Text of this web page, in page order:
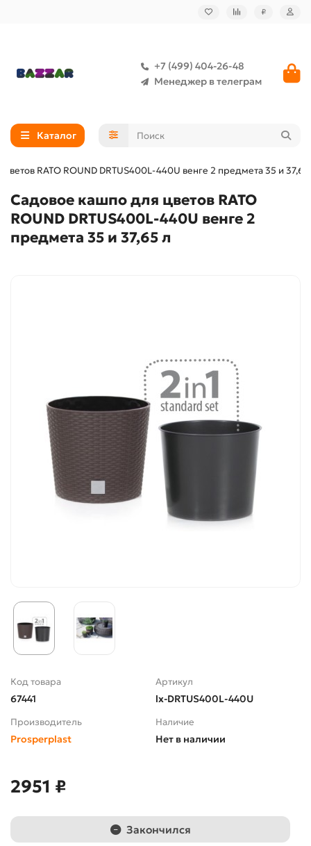
₽
+7 (499) 404-26-48
Менеджер в телеграм
Каталог
RATO ROUND DRTUS400L-440U венге 2 предмета 35 и 37,65
Садовое кашпо для цветов RATO
ROUND DRTUS400L-440U венге 2
предмета 35 и 37,65 л
Код товара
67441
Артикул
lx-DRTUS400L-440U
Производитель
Prosperplast
Наличие
Нет в наличии
2951 ₽
Закончился